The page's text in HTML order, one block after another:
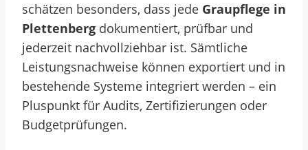
schätzen besonders, dass jede Graupflege in
Plettenberg dokumentiert, prüfbar und
jederzeit nachvollziehbar ist. Sämtliche
Leistungsnachweise können exportiert und in
bestehende Systeme integriert werden – ein
Pluspunkt für Audits, Zertifizierungen oder
Budgetprüfungen.